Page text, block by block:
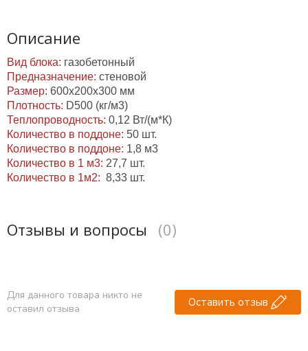
Описание
Вид блока: газобетонный
Предназначение: стеновой
Размер: 600х200х300 мм
Плотность: D500 (кг/м3)
Теплопроводность: 0,12 Вт/(м*К)
Количество в поддоне: 50 шт.
Количество в поддоне: 1,8 м3
Количество в 1 м3: 27,7 шт.
Количество в 1м2: 8,33 шт.
Отзывы и вопросы (0)
Для данного товара никто не
оставил отзыва
Оставить отзыв